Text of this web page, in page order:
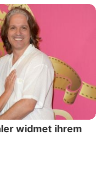
widmet ihrem